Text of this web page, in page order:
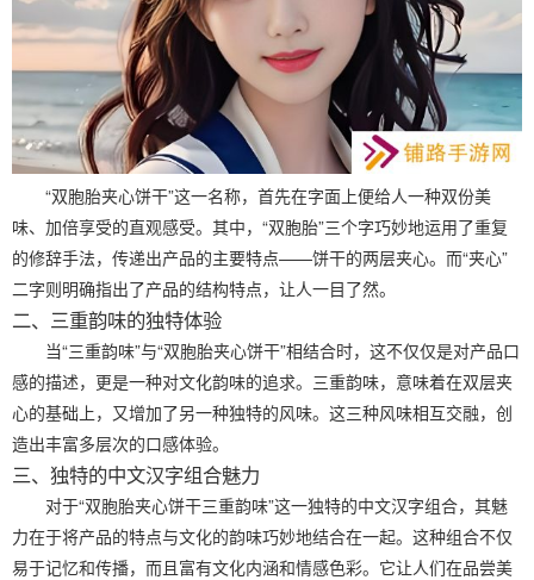
“双胞胎夹心饼干”这一名称，首先在字面上便给人一种双份美
味、加倍享受的直观感受。其中，“双胞胎”三个字巧妙地运用了重复
的修辞手法，传递出产品的主要特点——饼干的两层夹心。而“夹心”
二字则明确指出了产品的结构特点，让人一目了然。
二、三重韵味的独特体验
当“三重韵味”与“双胞胎夹心饼干”相结合时，这不仅仅是对产品口
感的描述，更是一种对文化韵味的追求。三重韵味，意味着在双层夹
心的基础上，又增加了另一种独特的风味。这三种风味相互交融，创
造出丰富多层次的口感体验。
三、独特的中文汉字组合魅力
对于“双胞胎夹心饼干三重韵味”这一独特的中文汉字组合，其魅
力在于将产品的特点与文化的韵味巧妙地结合在一起。这种组合不仅
易于记忆和传播，而且富有文化内涵和情感色彩。它让人们在品尝美